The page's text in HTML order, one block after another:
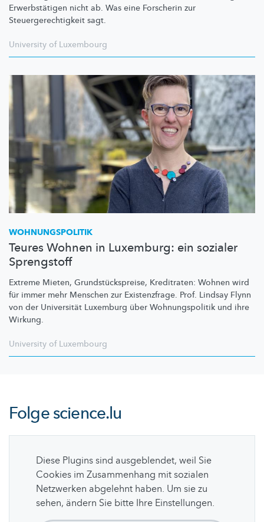
Erwerbstätigen nicht ab. Was eine Forscherin zur
Steuergerechtigkeit sagt.
University of Luxembourg
WOHNUNGSPOLITIK
Teures Wohnen in Luxemburg: ein sozialer
Sprengstoff
Extreme Mieten, Grundstückspreise, Kreditraten: Wohnen wird
für immer mehr Menschen zur Existenzfrage. Prof. Lindsay Flynn
von der Universität Luxemburg über Wohnungspolitik und ihre
Wirkung.
University of Luxembourg
Folgescience.lu
Diese Plugins sind ausgeblendet, weil Sie
Cookies im Zusammenhang mit sozialen
Netzwerken abgelehnt haben. Um sie zu
sehen, ändern Sie bitte Ihre Einstellungen.